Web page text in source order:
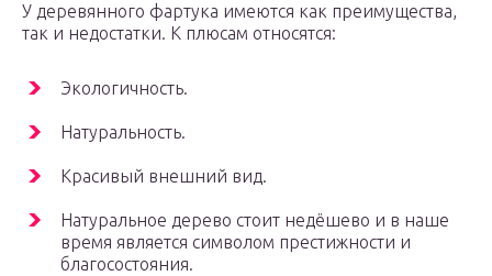
У деревянного фартука имеются как преимущества,
так и недостатки. К плюсам относятся:
Экологичность.
Натуральность.
Красивый внешний вид.
Натуральное дерево стоит недёшево и в наше
время является символом престижности и
благосостояния.